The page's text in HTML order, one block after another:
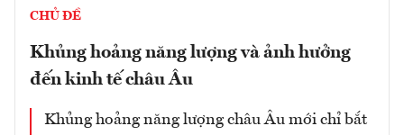
CHỦ ĐỀ
Khủng hoảng năng lượng và ảnh hưởng
đến kinh tế châu Âu
Khủng hoảng năng lượng châu Âu mới chỉ bắt